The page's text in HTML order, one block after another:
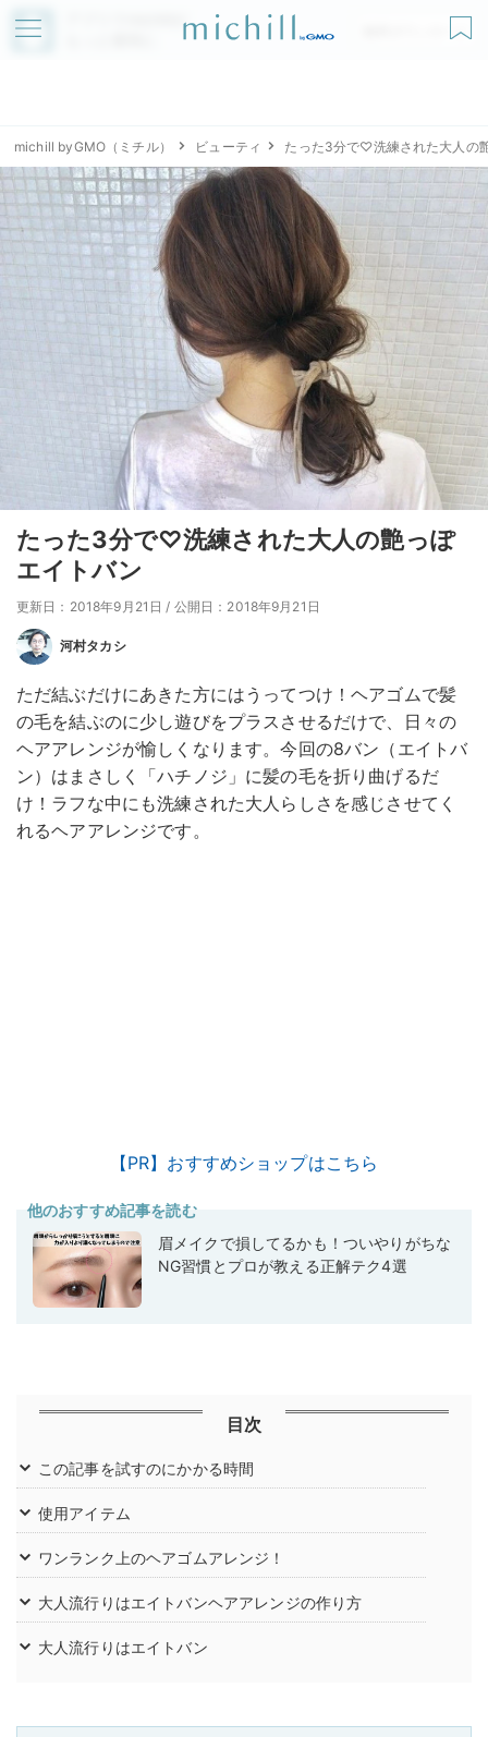
アプリでmichillが
無料ダウンロード
michill byGMO（ミチル） ビューティ たった3分で♡洗練された大人の
たった3分で♡洗練された大人の艶っぽ
エイトバン
更新日：2018年9月21日 / 公開日：2018年9月21日
河村タカシ
ただ結ぶだけにあきた方にはうってつけ！ヘアゴムで髪
の毛を結ぶのに少し遊びをプラスさせるだけで、日々の
ヘアアレンジが愉しくなります。今回の8バン（エイトバ
ン）はまさしく「ハチノジ」に髪の毛を折り曲げるだ
け！ラフな中にも洗練された大人らしさを感じさせてく
れるヘアアレンジです。
【PR】おすすめショップはこちら
他のおすすめ記事を読む
眉メイクで損してるかも！ついやりがちな
NG習慣とプロが教える正解テク4選
目次
この記事を試すのにかかる時間
使用アイテム
ワンランク上のヘアゴムアレンジ！
大人流行りはエイトバンヘアアレンジの作り方
大人流行りはエイトバン